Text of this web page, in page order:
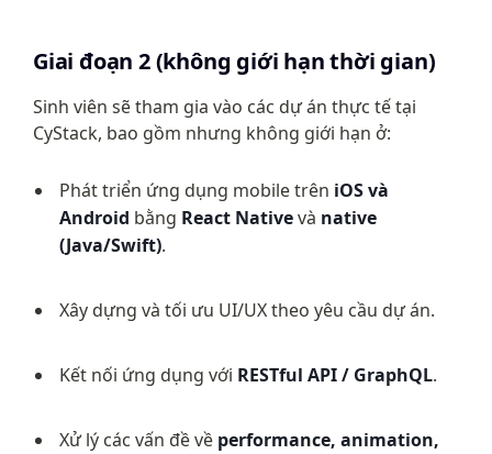
Giai đoạn 2 (không giới hạn thời gian)
Sinh viên sẽ tham gia vào các dự án thực tế tại
CyStack, bao gồm nhưng không giới hạn ở:
Phát triển ứng dụng mobile trên iOS và
Android bằng React Native và native
(Java/Swift).
Xây dựng và tối ưu UI/UX theo yêu cầu dự án.
Kết nối ứng dụng với RESTful API / GraphQL.
Xử lý các vấn đề về performance, animation,